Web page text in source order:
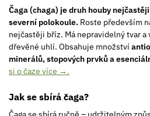
Čaga (chaga) je druh houby
severní polokoule. Roste především
nejčastěji bříz. Má nepravidelný tvar a
dřevěné uhlí. Obsahuje množství
minerálů, stopových prvků a
si o čaze více →.
Jak se sbírá čaga?